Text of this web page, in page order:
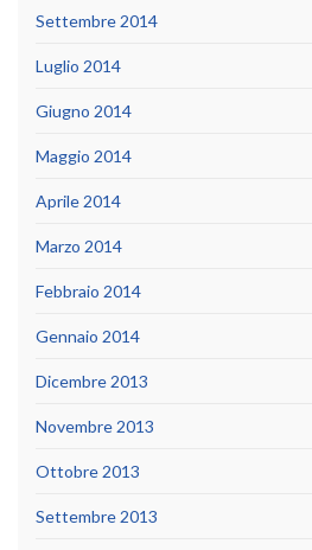
Settembre 2014
Luglio 2014
Giugno 2014
Maggio 2014
Aprile 2014
Marzo 2014
Febbraio 2014
Gennaio 2014
Dicembre 2013
Novembre 2013
Ottobre 2013
Settembre 2013